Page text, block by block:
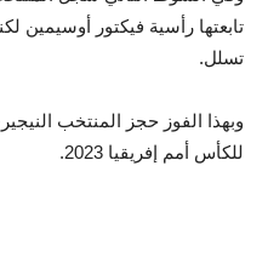
تابعتها رأسية فيكتور أوسيمين
تسلل.
وبهذا الفوز حجز المنتخب
للكأس أمم إفريقيا 2023.